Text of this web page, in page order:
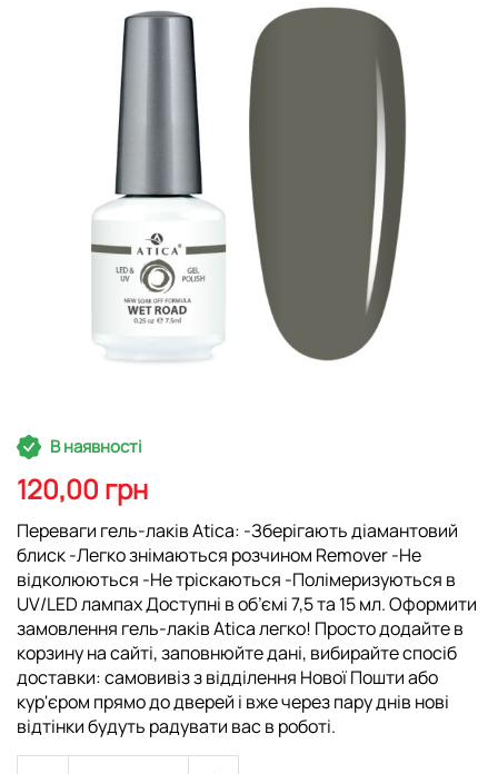
Перейти
до
початку
галереї
зображень
В наявності
120,00 грн
Переваги гель-лаків Atica: -Зберігають діамантовий
блиск -Легко знімаються розчином Remover -Не
відколюються -Не тріскаються -Полімеризуються в
UV/LED лампах Доступні в об’ємі 7,5 та 15 мл. Оформити
замовлення гель-лаків Atica легко! Просто додайте в
корзину на сайті, заповнюйте дані, вибирайте спосіб
доставки: самовивіз з відділення Нової Пошти або
кур'єром прямо до дверей і вже через пару днів нові
відтінки будуть радувати вас в роботі.